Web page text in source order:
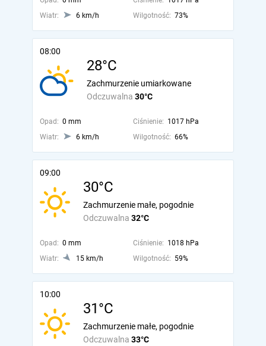
Wiatr:
6 km/h Wilgotność: 73%
08:00
28°C
Odczuwalna 30°C
Zachmurzenie umiarkowane
Opad: 0 mm Ciśnienie: 1017 hPa
Wiatr:
6 km/h Wilgotność: 66%
09:00
30°C
Odczuwalna 32°C
Zachmurzenie małe, pogodnie
Opad: 0 mm Ciśnienie: 1018 hPa
Wiatr:
15 km/h Wilgotność: 59%
10:00
31°C
Odczuwalna 33°C
Zachmurzenie małe, pogodnie